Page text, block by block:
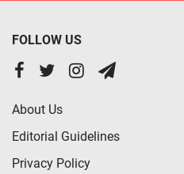
FOLLOW US
About Us
Editorial Guidelines
Privacy Policy